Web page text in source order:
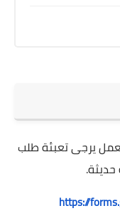
يرجى تعبئة طلب
https://